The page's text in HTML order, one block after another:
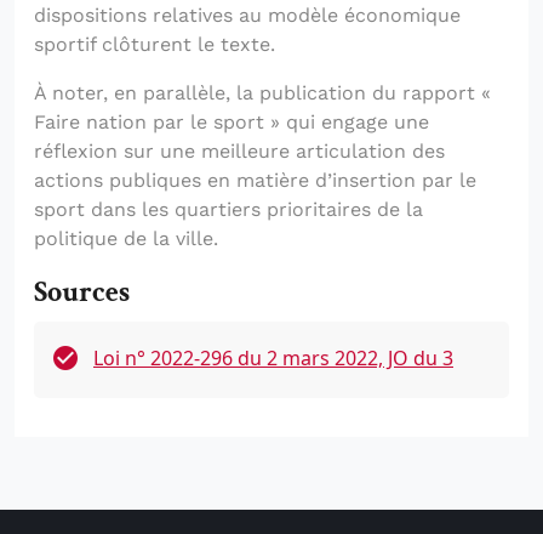
dispositions relatives au modèle économique
sportif clôturent le texte.
À noter, en parallèle, la publication du rapport «
Faire nation par le sport » qui engage une
réflexion sur une meilleure articulation des
actions publiques en matière d’insertion par le
sport dans les quartiers prioritaires de la
politique de la ville.
Sources
Loi n° 2022-296 du 2 mars 2022, JO du 3